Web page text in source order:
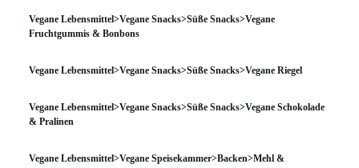
Vegane Lebensmittel>Vegane Snacks>Süße Snacks>Vegane
Fruchtgummis & Bonbons
Vegane Lebensmittel>Vegane Snacks>Süße Snacks>Vegane Riegel
Vegane Lebensmittel>Vegane Snacks>Süße Snacks>Vegane Schokolade
& Pralinen
Vegane Lebensmittel>Vegane Speisekammer>Backen>Mehl &